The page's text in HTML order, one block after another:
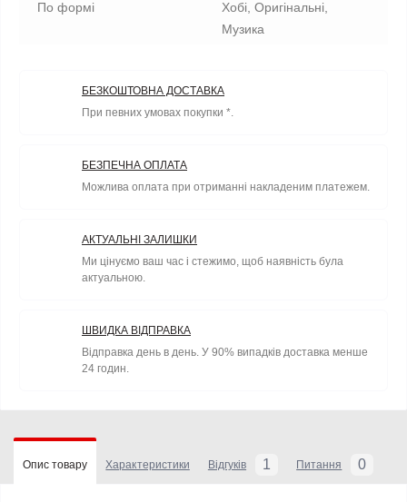
По формі
Хобі, Оригінальні,
Музика
БЕЗКОШТОВНА ДОСТАВКА
При певних умовах покупки *.
БЕЗПЕЧНА ОПЛАТА
Можлива оплата при отриманні накладеним платежем.
АКТУАЛЬНІ ЗАЛИШКИ
Ми цінуємо ваш час і стежимо, щоб наявність була
актуальною.
ШВИДКА ВІДПРАВКА
Відправка день в день. У 90% випадків доставка менше
24 годин.
Опис товару Характеристики Відгуків 1 Питання 0